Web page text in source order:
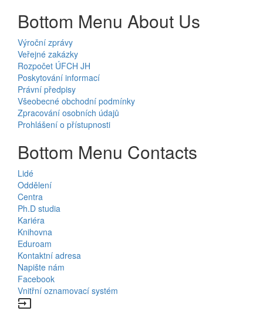
Bottom Menu About Us
Výroční zprávy
Veřejné zakázky
Rozpočet ÚFCH JH
Poskytování informací
Právní předpisy
Všeobecné obchodní podmínky
Zpracování osobních údajů
Prohlášení o přístupnosti
Bottom Menu Contacts
Lidé
Oddělení
Centra
Ph.D studia
Kariéra
Knihovna
Eduroam
Kontaktní adresa
Napište nám
Facebook
Vnitřní oznamovací systém
input